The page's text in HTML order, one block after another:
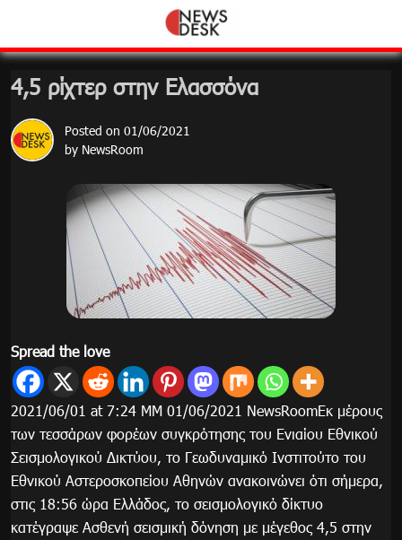
content
4,5 ρίχτερ στην Ελασσόνα
Posted on 01/06/2021
by NewsRoom
Spread the love
2021/06/01 at 7:24 ΜΜ 01/06/2021 NewsRoomΕκ μέρους
των τεσσάρων φορέων συγκρότησης του Ενιαίου Εθνικού
Σεισμολογικού Δικτύου, το Γεωδυναμικό Ινστιτούτο του
Εθνικού Αστεροσκοπείου Αθηνών ανακοινώνει ότι σήμερα,
στις 18:56 ώρα Ελλάδος, το σεισμολογικό δίκτυο
κατέγραψε Ασθενή σεισμική δόνηση με μέγεθος 4,5 στην